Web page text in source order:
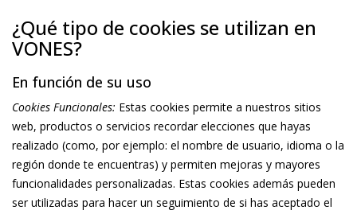
¿Qué tipo de cookies se utilizan en
VONES?
En función de su uso
Cookies Funcionales: Estas cookies permite a nuestros sitios
web, productos o servicios recordar elecciones que hayas
realizado (como, por ejemplo: el nombre de usuario, idioma o la
región donde te encuentras) y permiten mejoras y mayores
funcionalidades personalizadas. Estas cookies además pueden
ser utilizadas para hacer un seguimiento de si has aceptado el